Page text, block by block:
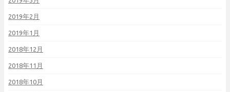
2019年2月
2019年1月
2018年12月
2018年11月
2018年10月